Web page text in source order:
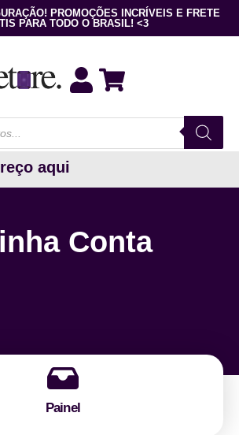
PROMOÇÕES INCRÍVEIS E FRETE
PARA TODO O BRASIL! <3
aqui
Conta
Painel